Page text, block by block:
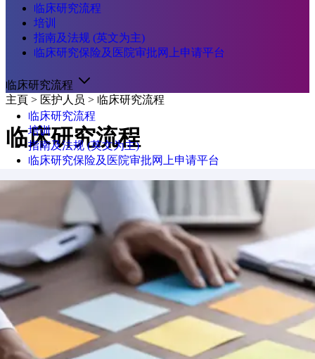
临床研究流程
培训
指南及法规 (英文为主)
临床研究保险及医院审批网上申请平台
临床研究流程
临床研究流程
培训
指南及法规 (英文为主)
临床研究保险及医院审批网上申请平台
主頁 > 医护人员 > 临床研究流程
临床研究流程